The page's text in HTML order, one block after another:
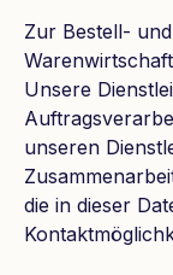
Zur Bestell-
Unsere
unseren
die in dieser